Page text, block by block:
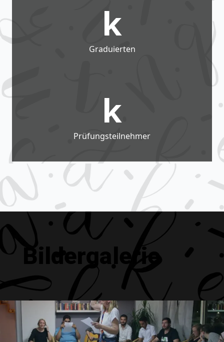
k
Graduierten
k
Prüfungsteilnehmer
Bildergalerie